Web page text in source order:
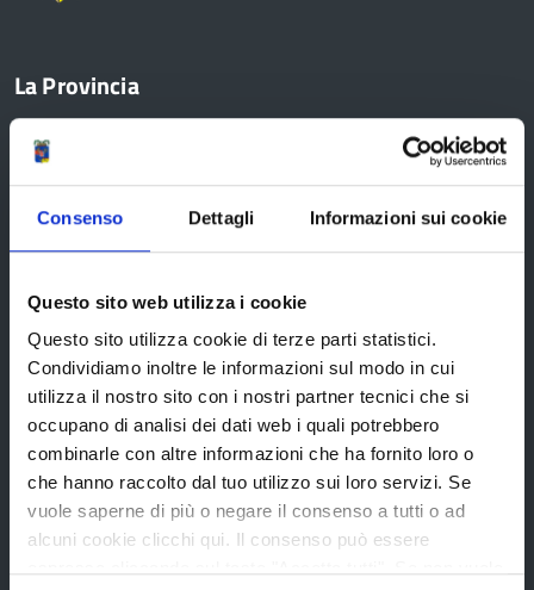
Consenso Dettagli Informazioni sui cookie
Questo sito web utilizza i cookie
Questo sito utilizza cookie di terze parti statistici.
Condividiamo inoltre le informazioni sul modo in cui
utilizza il nostro sito con i nostri partner tecnici che si
occupano di analisi dei dati web i quali potrebbero
combinarle con altre informazioni che ha fornito loro o
che hanno raccolto dal tuo utilizzo sui loro servizi. Se
vuole saperne di più o negare il consenso a tutti o ad
alcuni cookie clicchi qui. Il consenso può essere
La Provincia
Organi di governo
Statuto e Regolamenti
Amministrazione Trasparente
Uffici e orari
Storia della Provincia
Edifici e Parchi
Bandi e avvisi